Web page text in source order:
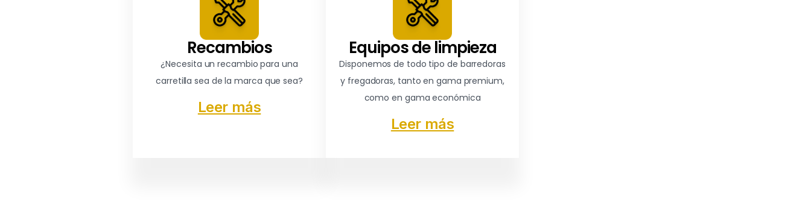
Recambios
¿Necesita un recambio para una
carretilla sea de la marca que sea?
Leer más
Equipos de limpieza
Disponemos de todo tipo de barredoras
y fregadoras, tanto en gama premium,
como en gama económica
Leer más